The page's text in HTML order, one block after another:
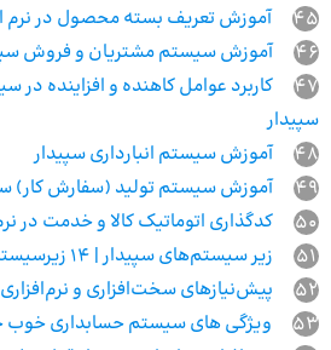
45
آموزش تعریف بسته محصول در نرم
46
آموزش سیستم مشتریان و فروش
47
کاربرد عوامل کاهنده و افزاینده
سپیدار
48
آموزش سیستم انبارداری سپیدار
49
آموزش سیستم تولید (سفارش کار)
50
کدگذاری اتوماتیک کالا و خدمت در
51
زیر سیستم‌های سپیدار | 14 زیرسیستم پرکاربرد
52
پیش‌نیازهای سخت‌افزاری و نرم‌افزاری
53
ویژگی های سیستم حسابداری